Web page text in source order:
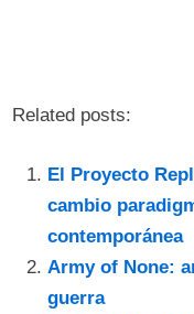
Related posts:
El Proyecto
cambio
contemporánea
Army of None:
guerra